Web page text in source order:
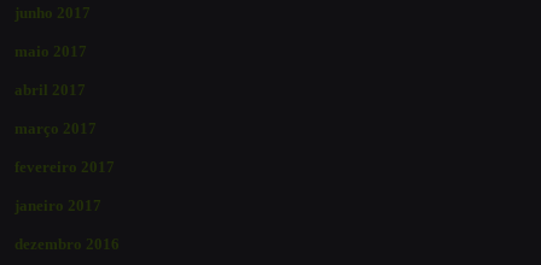
junho 2017
maio 2017
abril 2017
março 2017
fevereiro 2017
janeiro 2017
dezembro 2016